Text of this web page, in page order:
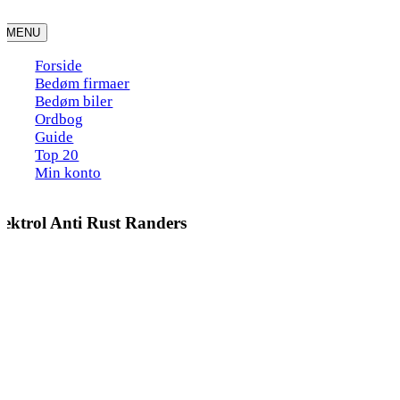
to
content
MENU
Forside
Bedøm firmaer
Bedøm biler
Ordbog
Guide
Top 20
Min konto
Anti Rust Randers